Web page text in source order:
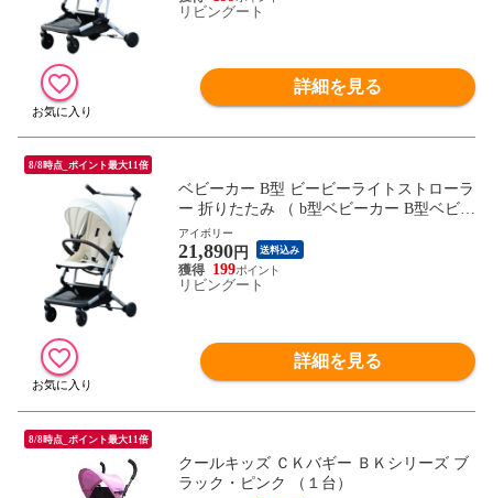
ンパクトベビーカー ） 【ベージュ】
リビングート
詳細を見る
8/8時点_ポイント最大11倍
ベビーカー B型 ビービーライトストローラ
ー 折りたたみ （ b型ベビーカー B型ベビー
カー バギー 軽量 コンパクト 軽い ハイシ
ート リクライニング 通気性 自立式 高さ調
節 バスケット付き セカンドベビーカー コ
ンパクトベビーカー ） 【アイボリー】
アイボリー
21,890円 送料込み
199
リビングート
詳細を見る
8/8時点_ポイント最大11倍
クールキッズ ＣＫバギー ＢＫシリーズ ブ
ラック・ピンク （１台）